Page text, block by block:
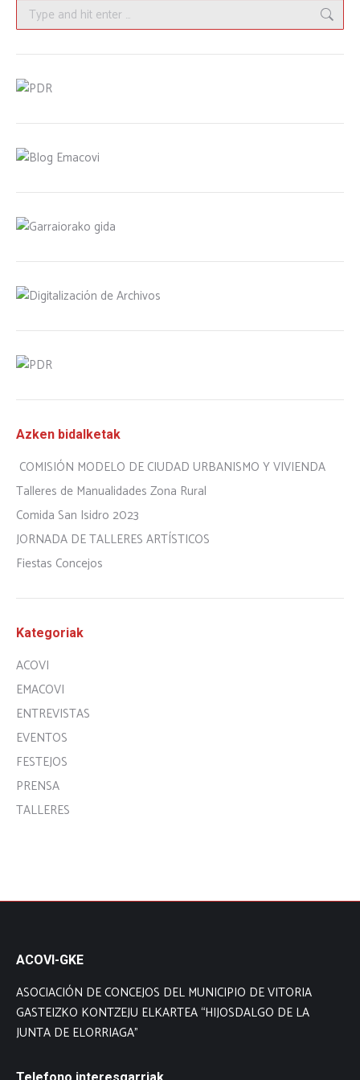
Search:
Azken bidalketak
COMISIÓN MODELO DE CIUDAD URBANISMO Y VIVIENDA
Talleres de Manualidades Zona Rural
Comida San Isidro 2023
JORNADA DE TALLERES ARTÍSTICOS
Fiestas Concejos
Kategoriak
ACOVI
EMACOVI
ENTREVISTAS
EVENTOS
FESTEJOS
PRENSA
TALLERES
ACOVI-GKE
ASOCIACIÓN DE CONCEJOS DEL MUNICIPIO DE VITORIA
GASTEIZKO KONTZEJU ELKARTEA “HIJOSDALGO DE LA
JUNTA DE ELORRIAGA”